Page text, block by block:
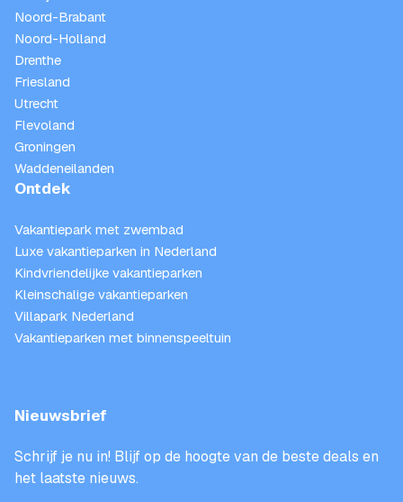
Noord-Brabant
Noord-Holland
Drenthe
Friesland
Utrecht
Flevoland
Groningen
Waddeneilanden
Ontdek
Vakantiepark met zwembad
Luxe vakantieparken in Nederland
Kindvriendelijke vakantieparken
Kleinschalige vakantieparken
Villapark Nederland
Vakantieparken met binnenspeeltuin
Nieuwsbrief
Schrijf je nu in! Blijf op de hoogte van de beste deals en
het laatste nieuws.